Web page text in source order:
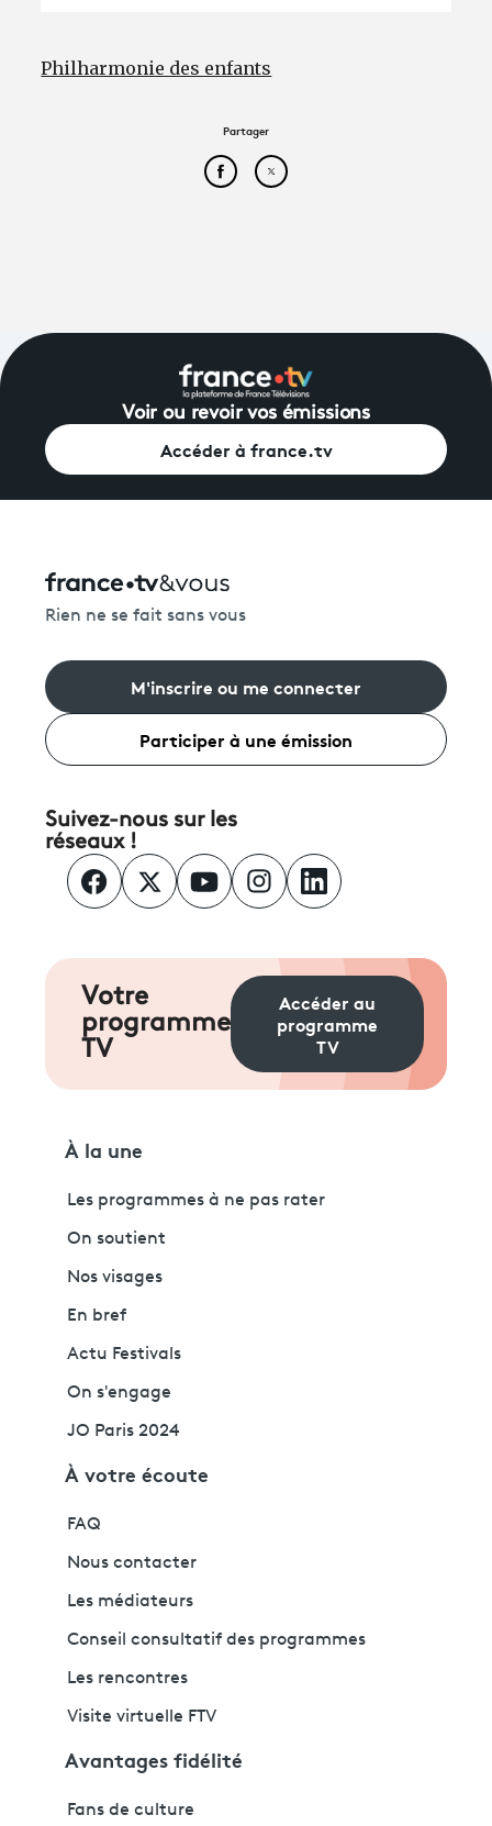
Philharmonie des enfants
Partager
Partager cet article sur
Partager cet article sur
Voir ou revoir vos émissions
Accéder à france.tv
Rien ne se fait sans vous
M'inscrire ou me connecter
Participer à une émission
Suivez-nous sur les
réseaux !
Votre
programme
TV
Accéder au
programme
TV
À la une
Les programmes à ne pas rater
On soutient
Nos visages
En bref
Actu Festivals
On s'engage
JO Paris 2024
À votre écoute
FAQ
Nous contacter
Les médiateurs
Conseil consultatif des programmes
Les rencontres
Visite virtuelle FTV
Avantages fidélité
Fans de culture